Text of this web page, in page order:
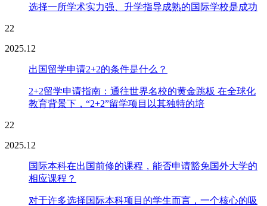
选择一所学术实力强、升学指导成熟的国际学校是成功
22
2025.12
出国留学申请2+2的条件是什么？
2+2留学申请指南：通往世界名校的黄金跳板 在全球化
教育背景下，“2+2”留学项目以其独特的培
22
2025.12
国际本科在出国前修的课程，能否申请豁免国外大学的
相应课程？
对于许多选择国际本科项目的学生而言，一个核心的吸